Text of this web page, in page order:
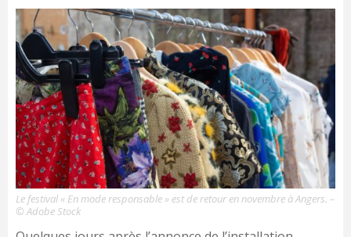
Le festival « En mode responsable » est de retour en novembre à Angers. –
© Adobe Stock